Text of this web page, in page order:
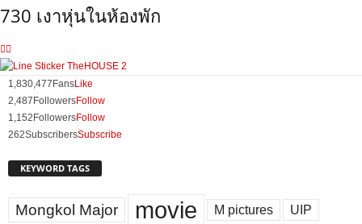
730 เงาหุ่นในห้องพัก
1,830,477 FansLike
2,487 FollowersFollow
1,152 FollowersFollow
262SubscribersSubscribe
KEYWORD TAGS
Mongkol Major movie M pictures UIP